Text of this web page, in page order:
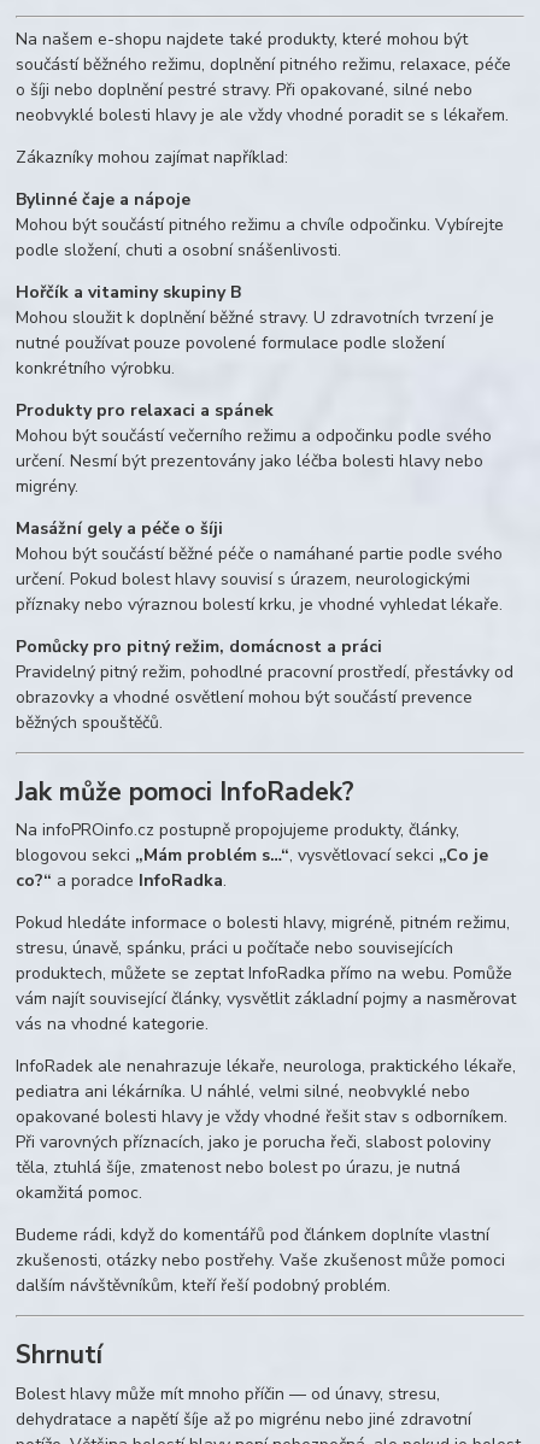
Na našem e-shopu najdete také produkty, které mohou být
součástí běžného režimu, doplnění pitného režimu, relaxace, péče
o šíji nebo doplnění pestré stravy. Při opakované, silné nebo
neobvyklé bolesti hlavy je ale vždy vhodné poradit se s lékařem.
Zákazníky mohou zajímat například:
Bylinné čaje a nápoje
Mohou být součástí pitného režimu a chvíle odpočinku. Vybírejte
podle složení, chuti a osobní snášenlivosti.
Hořčík a vitaminy skupiny B
Mohou sloužit k doplnění běžné stravy. U zdravotních tvrzení je
nutné používat pouze povolené formulace podle složení
konkrétního výrobku.
Produkty pro relaxaci a spánek
Mohou být součástí večerního režimu a odpočinku podle svého
určení. Nesmí být prezentovány jako léčba bolesti hlavy nebo
migrény.
Masážní gely a péče o šíji
Mohou být součástí běžné péče o namáhané partie podle svého
určení. Pokud bolest hlavy souvisí s úrazem, neurologickými
příznaky nebo výraznou bolestí krku, je vhodné vyhledat lékaře.
Pomůcky pro pitný režim, domácnost a práci
Pravidelný pitný režim, pohodlné pracovní prostředí, přestávky od
obrazovky a vhodné osvětlení mohou být součástí prevence
běžných spouštěčů.
Jak může pomoci InfoRadek?
Na infoPROinfo.cz postupně propojujeme produkty, články,
blogovou sekci „Mám problém s…“, vysvětlovací sekci „Co je
co?“ a poradce InfoRadka.
Pokud hledáte informace o bolesti hlavy, migréně, pitném režimu,
stresu, únavě, spánku, práci u počítače nebo souvisejících
produktech, můžete se zeptat InfoRadka přímo na webu. Pomůže
vám najít související články, vysvětlit základní pojmy a nasměrovat
vás na vhodné kategorie.
InfoRadek ale nenahrazuje lékaře, neurologa, praktického lékaře,
pediatra ani lékárníka. U náhlé, velmi silné, neobvyklé nebo
opakované bolesti hlavy je vždy vhodné řešit stav s odborníkem.
Při varovných příznacích, jako je porucha řeči, slabost poloviny
těla, ztuhlá šíje, zmatenost nebo bolest po úrazu, je nutná
okamžitá pomoc.
Budeme rádi, když do komentářů pod článkem doplníte vlastní
zkušenosti, otázky nebo postřehy. Vaše zkušenost může pomoci
dalším návštěvníkům, kteří řeší podobný problém.
Shrnutí
Bolest hlavy může mít mnoho příčin — od únavy, stresu,
dehydratace a napětí šíje až po migrénu nebo jiné zdravotní